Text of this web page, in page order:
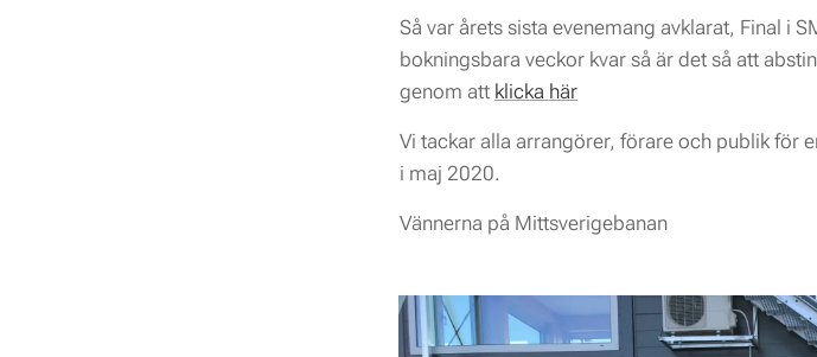
Så var årets sista evenemang avklarat, Final i
bokningsbara veckor kvar så är det så att
genom att klicka här
Vi tackar alla arrangörer, förare och publik för
i maj 2020.
Vännerna på Mittsverigebanan